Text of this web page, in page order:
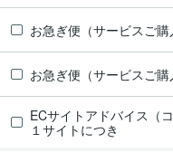
お急ぎ便（サービスご購
お急ぎ便（サービスご購
ECサイトアドバイス（
１サイトにつき